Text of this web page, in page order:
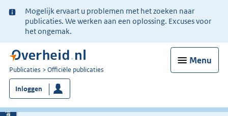
Ter
informatie:
Mogelijk ervaart u problemen met het zoeken naar
publicaties. We werken aan een oplossing. Excuses voor
het ongemak.
Menu
U
bent
nu
hier:
Publicaties Officiële publicaties
Inloggen